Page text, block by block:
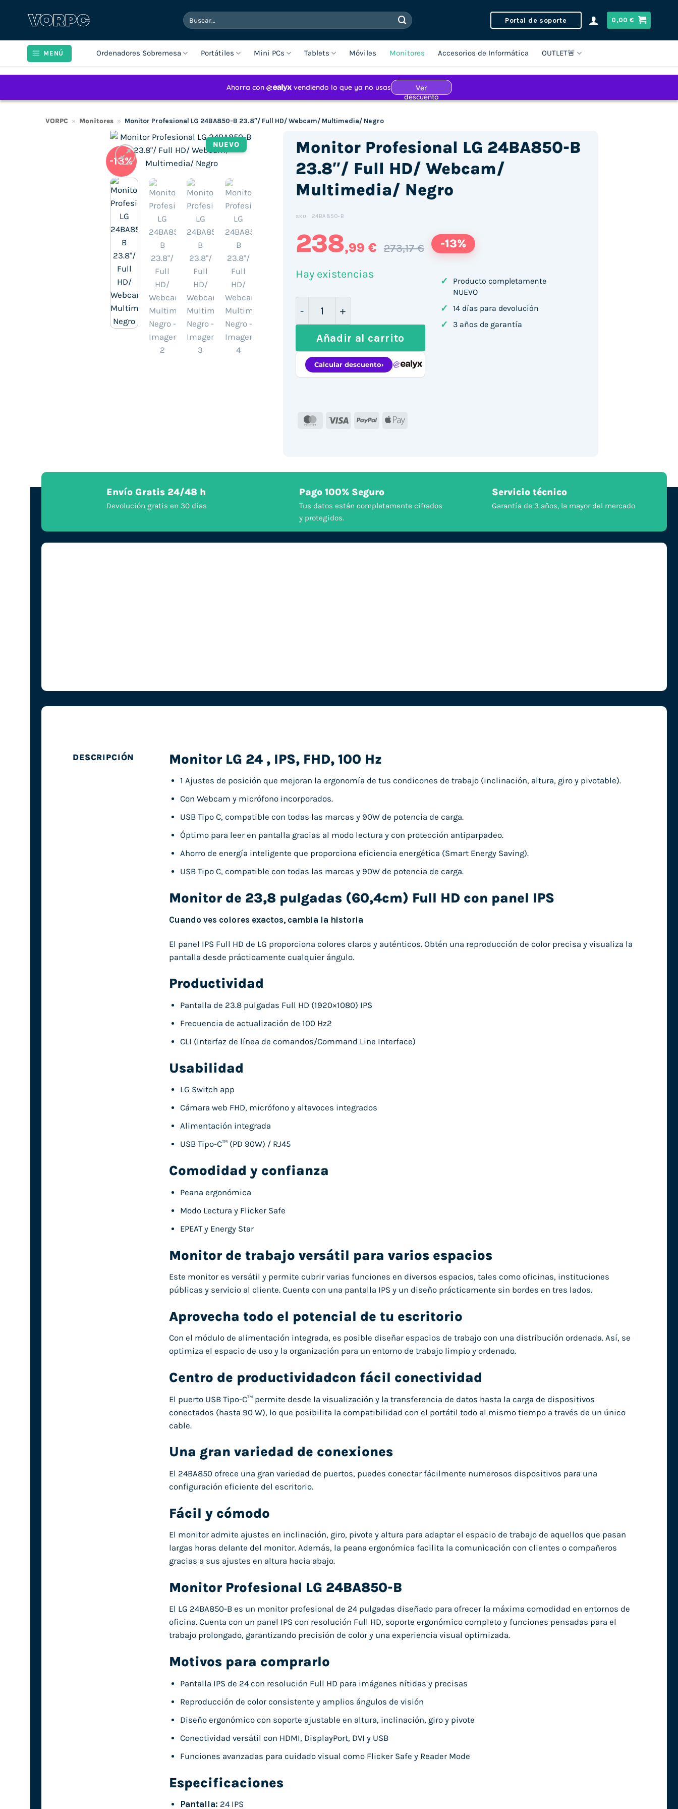
Buscar
por:
Portal de soporte 0,00€
MENÚ Ordenadores Sobremesa Portátiles Mini PCs Tablets Móviles Monitores Accesorios de Informática OUTLET🚨
VORPC » Monitores » Monitor Profesional LG 24BA850-B 23.8″/ Full HD/ Webcam/ Multimedia/ Negro
NUEVO
-13%
Monitor Profesional LG 24BA850-B
23.8″/ Full HD/ Webcam/
Multimedia/ Negro
SKU: 24BA850-B
238,99 € 273,17 € -13%
Hay existencias
Monitor Profesional LG 24BA850-B 23.8"/ Full HD/ Webcam/ Multimedia/
Añadir al carrito
MasterCard
Visa PayPal Apple
✓
Producto completamente
NUEVO
✓ 14 días para devolución
✓ 3 años de garantía
Envío Gratis 24/48 h
Devolución gratis en 30 días
Pago 100% Seguro
Tus datos están completamente cifrados
y protegidos.
Servicio técnico
Garantía de 3 años, la mayor del mercado
DESCRIPCIÓN Monitor LG 24 , IPS, FHD, 100 Hz
1 Ajustes de posición que mejoran la ergonomía de tus condicones de trabajo (inclinación, altura, giro y pivotable).
Con Webcam y micrófono incorporados.
USB Tipo C, compatible con todas las marcas y 90W de potencia de carga.
Óptimo para leer en pantalla gracias al modo lectura y con protección antiparpadeo.
Ahorro de energía inteligente que proporciona eficiencia energética (Smart Energy Saving).
USB Tipo C, compatible con todas las marcas y 90W de potencia de carga.
Monitor de 23,8 pulgadas (60,4cm) Full HD con panel IPS
Cuando ves colores exactos, cambia la historia
El panel IPS Full HD de LG proporciona colores claros y auténticos. Obtén una reproducción de color precisa y visualiza la
pantalla desde prácticamente cualquier ángulo.
Productividad
Pantalla de 23.8 pulgadas Full HD (1920×1080) IPS
Frecuencia de actualización de 100 Hz2
CLI (Interfaz de línea de comandos/Command Line Interface)
Usabilidad
LG Switch app
Cámara web FHD, micrófono y altavoces integrados
Alimentación integrada
USB Tipo-C™ (PD 90W) / RJ45
Comodidad y confianza
Peana ergonómica
Modo Lectura y Flicker Safe
EPEAT y Energy Star
Monitor de trabajo versátil para varios espacios
Este monitor es versátil y permite cubrir varias funciones en diversos espacios, tales como oficinas, instituciones
públicas y servicio al cliente. Cuenta con una pantalla IPS y un diseño prácticamente sin bordes en tres lados.
Aprovecha todo el potencial de tu escritorio
Con el módulo de alimentación integrada, es posible diseñar espacios de trabajo con una distribución ordenada. Así, se
optimiza el espacio de uso y la organización para un entorno de trabajo limpio y ordenado.
Centro de productividadcon fácil conectividad
El puerto USB Tipo-C™ permite desde la visualización y la transferencia de datos hasta la carga de dispositivos
conectados (hasta 90 W), lo que posibilita la compatibilidad con el portátil todo al mismo tiempo a través de un único
cable.
Una gran variedad de conexiones
El 24BA850 ofrece una gran variedad de puertos, puedes conectar fácilmente numerosos dispositivos para una
configuración eficiente del escritorio.
Fácil y cómodo
El monitor admite ajustes en inclinación, giro, pivote y altura para adaptar el espacio de trabajo de aquellos que pasan
largas horas delante del monitor. Además, la peana ergonómica facilita la comunicación con clientes o compañeros
gracias a sus ajustes en altura hacia abajo.
Monitor Profesional LG 24BA850-B
El LG 24BA850-B es un monitor profesional de 24 pulgadas diseñado para ofrecer la máxima comodidad en entornos de
oficina. Cuenta con un panel IPS con resolución Full HD, soporte ergonómico completo y funciones pensadas para el
trabajo prolongado, garantizando precisión de color y una experiencia visual optimizada.
Motivos para comprarlo
Pantalla IPS de 24 con resolución Full HD para imágenes nítidas y precisas
Reproducción de color consistente y amplios ángulos de visión
Diseño ergonómico con soporte ajustable en altura, inclinación, giro y pivote
Conectividad versátil con HDMI, DisplayPort, DVI y USB
Funciones avanzadas para cuidado visual como Flicker Safe y Reader Mode
Especificaciones
Pantalla: 24 IPS